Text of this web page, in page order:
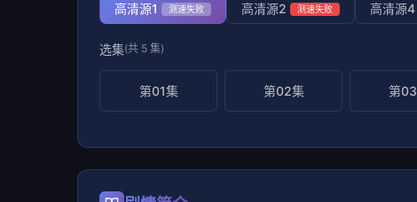
高清源1 测速失败 高清源2 测速失败 高清源4
选集(共 5 集)
第01集 第02集 第